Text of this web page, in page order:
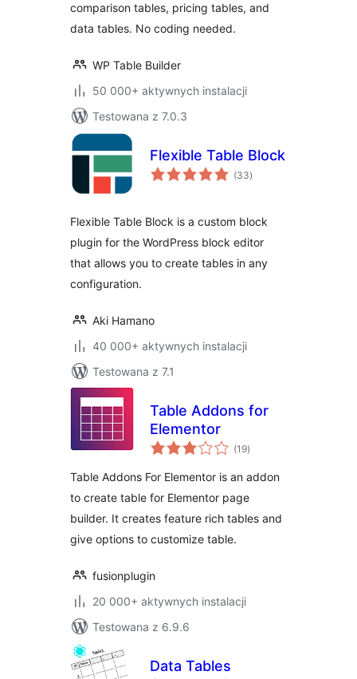
comparison tables, pricing tables, and
data tables. No coding needed.
WP Table Builder
50 000+ aktywnych instalacji
Testowana z 7.0.3
Flexible Table Block
(33wszystkich
ocen
)
Flexible Table Block is a custom block
plugin for the WordPress block editor
that allows you to create tables in any
configuration.
Aki Hamano
40 000+ aktywnych instalacji
Testowana z 7.1
Table Addons for
Elementor
(19wszystkich
ocen
)
Table Addons For Elementor is an addon
to create table for Elementor page
builder. It creates feature rich tables and
give options to customize table.
fusionplugin
20 000+ aktywnych instalacji
Testowana z 6.9.6
Data Tables